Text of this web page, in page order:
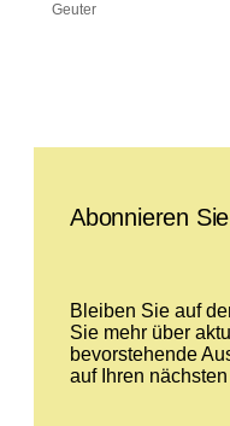
Geuter
Abonnieren
Bleiben Sie auf
Sie mehr über
bevorstehende
auf Ihren